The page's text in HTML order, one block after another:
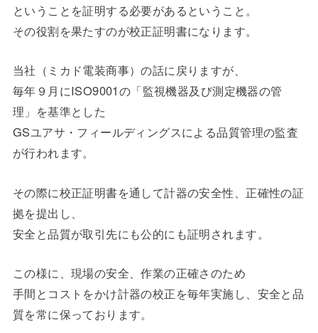
ということを証明する必要があるということ。
その役割を果たすのが校正証明書になります。
当社（ミカド電装商事）の話に戻りますが、
毎年９月にISO9001の「監視機器及び測定機器の管
理」を基準とした
GSユアサ・フィールディングスによる品質管理の監査
が行われます。
その際に校正証明書を通して計器の安全性、正確性の証
拠を提出し、
安全と品質が取引先にも公的にも証明されます。
この様に、現場の安全、作業の正確さのため
手間とコストをかけ計器の校正を毎年実施し、安全と品
質を常に保っております。